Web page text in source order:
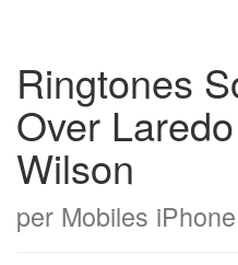
Ringtones
Over
Wilson
per Mobiles